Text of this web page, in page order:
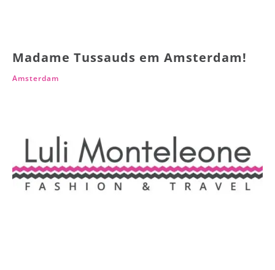
Madame Tussauds em Amsterdam!
Amsterdam